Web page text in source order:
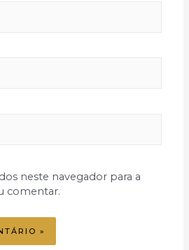
neste navegador para a
comentar.